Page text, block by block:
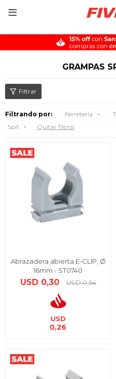

GRAMPAS
Filtrando por: Ferretería
Spit
Quitar filtros
Abrazadera abierta E-CLIP, Ø
16mm - ST0740
USD 0,30 USD 0,54
USD
0,26